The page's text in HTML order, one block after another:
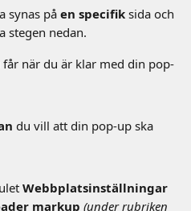
synas på en specifik sida och
stegen nedan.
när du är klar med din pop-
du vill att din pop-up ska
Webbplatsinställningar
markup (under rubriken